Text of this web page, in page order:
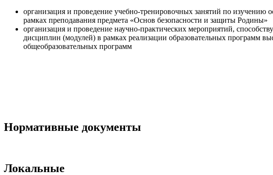
организация и проведение учебно-тренировочных занятий по изучению
рамках преподавания предмета «Основ безопасности и защиты Родины»
организация и проведение научно-практических мероприятий,
дисциплин (модулей) в рамках реализации образовательных программ
общеобразовательных программ
Нормативные документы
Локальные